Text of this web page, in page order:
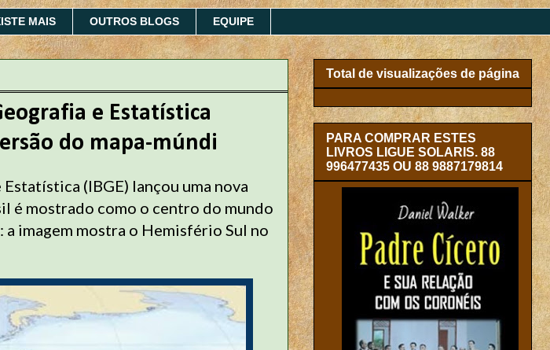
MAIS OUTROS BLOGS EQUIPE
e Estatística
do mapa-múndi
(IBGE) lançou uma nova
é mostrado como o centro do mundo
a imagem mostra o Hemisfério Sul no
Total de visualizações de página
PARA COMPRAR ESTES
LIVROS LIGUE SOLARIS. 88
996477435 OU 88 9887179814